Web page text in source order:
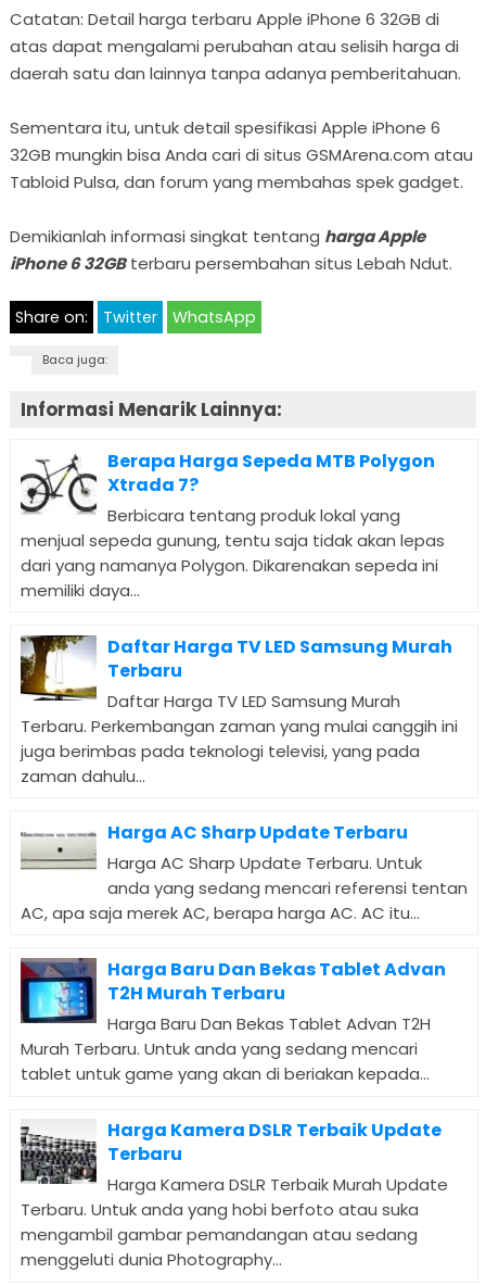
Catatan: Detail harga terbaru Apple iPhone 6 32GB di
atas dapat mengalami perubahan atau selisih harga di
daerah satu dan lainnya tanpa adanya pemberitahuan.
Sementara itu, untuk detail spesifikasi Apple iPhone 6
32GB mungkin bisa Anda cari di situs GSMArena.com atau
Tabloid Pulsa, dan forum yang membahas spek gadget.
Demikianlah informasi singkat tentang harga Apple
iPhone 6 32GBterbaru persembahan situs Lebah Ndut.
Share on: Twitter WhatsApp
Baca juga:
Informasi Menarik Lainnya:
Berapa Harga Sepeda MTB Polygon
Xtrada 7?
Berbicara tentang produk lokal yang
menjual sepeda gunung, tentu saja tidak akan lepas
dari yang namanya Polygon. Dikarenakan sepeda ini
memiliki daya...
Daftar Harga TV LED Samsung Murah
Terbaru
Daftar Harga TV LED Samsung Murah
Terbaru. Perkembangan zaman yang mulai canggih ini
juga berimbas pada teknologi televisi, yang pada
zaman dahulu...
Harga AC Sharp Update Terbaru
Harga AC Sharp Update Terbaru. Untuk
anda yang sedang mencari referensi tentan
AC, apa saja merek AC, berapa harga AC. AC itu...
Harga Baru Dan Bekas Tablet Advan
T2H Murah Terbaru
Harga Baru Dan Bekas Tablet Advan T2H
Murah Terbaru. Untuk anda yang sedang mencari
tablet untuk game yang akan di beriakan kepada...
Harga Kamera DSLR Terbaik Update
Terbaru
Harga Kamera DSLR Terbaik Murah Update
Terbaru. Untuk anda yang hobi berfoto atau suka
mengambil gambar pemandangan atau sedang
menggeluti dunia Photography...